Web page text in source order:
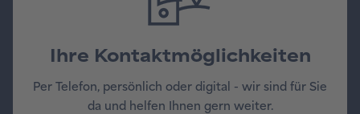
Ihre Kontaktmöglichkeiten
Per Telefon, persönlich oder digital - wir sind für Sie
da und helfen Ihnen gern weiter.